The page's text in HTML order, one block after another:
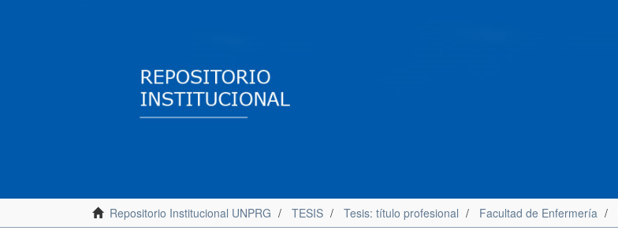
Repositorio Institucional UNPRG TESIS Tesis: título profesional Facultad de Enfermería